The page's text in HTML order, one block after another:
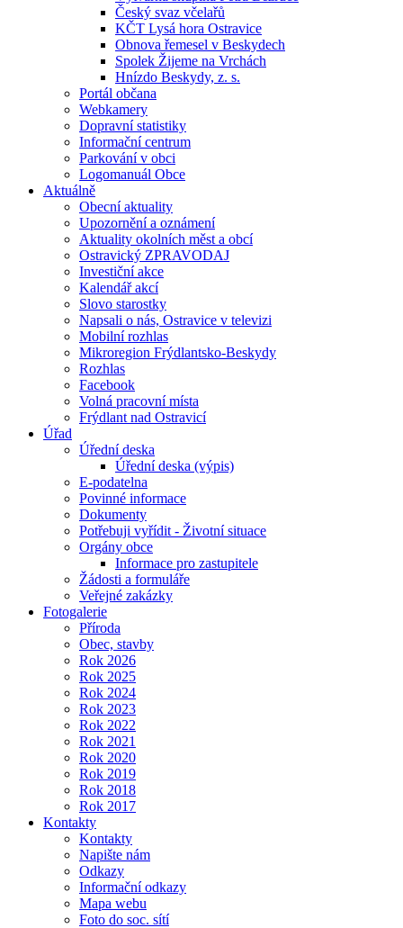
Český svaz včelařů
KČT Lysá hora Ostravice
Obnova řemesel v Beskydech
Spolek Žijeme na Vrchách
Hnízdo Beskydy, z. s.
Portál občana
Webkamery
Dopravní statistiky
Informační centrum
Parkování v obci
Logomanuál Obce
Aktuálně
Obecní aktuality
Upozornění a oznámení
Aktuality okolních měst a obcí
Ostravický ZPRAVODAJ
Investiční akce
Kalendář akcí
Slovo starostky
Napsali o nás, Ostravice v televizi
Mobilní rozhlas
Mikroregion Frýdlantsko-Beskydy
Rozhlas
Facebook
Volná pracovní místa
Frýdlant nad Ostravicí
Úřad
Úřední deska
Úřední deska (výpis)
E-podatelna
Povinné informace
Dokumenty
Potřebuji vyřídit - Životní situace
Orgány obce
Informace pro zastupitele
Žádosti a formuláře
Veřejné zakázky
Fotogalerie
Příroda
Obec, stavby
Rok 2026
Rok 2025
Rok 2024
Rok 2023
Rok 2022
Rok 2021
Rok 2020
Rok 2019
Rok 2018
Rok 2017
Kontakty
Kontakty
Napište nám
Odkazy
Informační odkazy
Mapa webu
Foto do soc. sítí